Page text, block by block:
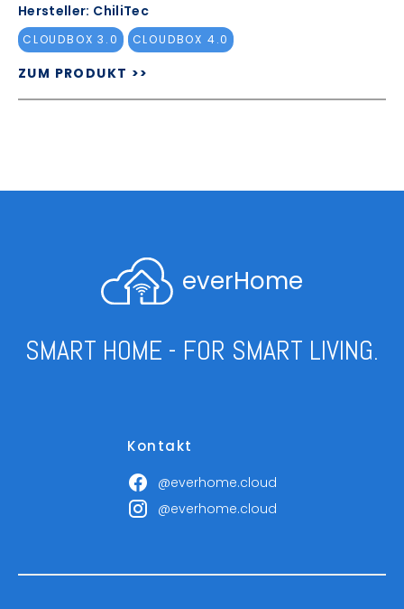
Hersteller: ChiliTec
CLOUDBOX 3.0 CLOUDBOX 4.0
ZUM PRODUKT >>
everHome
SMART HOME - FOR SMART LIVING.
Kontakt
@everhome.cloud
@everhome.cloud